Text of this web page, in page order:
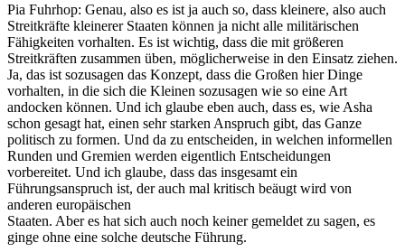
Pia Fuhrhop: Genau, also es ist ja auch so, dass kleinere, also auch
Streitkräfte kleinerer Staaten können ja nicht alle militärischen
Fähigkeiten vorhalten. Es ist wichtig, dass die mit größeren
Streitkräften zusammen üben, möglicherweise in den Einsatz ziehen.
Ja, das ist sozusagen das Konzept, dass die Großen hier Dinge
vorhalten, in die sich die Kleinen sozusagen wie so eine Art
andocken können. Und ich glaube eben auch, dass es, wie Asha
schon gesagt hat, einen sehr starken Anspruch gibt, das Ganze
politisch zu formen. Und da zu entscheiden, in welchen informellen
Runden und Gremien werden eigentlich Entscheidungen
vorbereitet. Und ich glaube, dass das insgesamt ein
Führungsanspruch ist, der auch mal kritisch beäugt wird von
anderen europäischen
Staaten. Aber es hat sich auch noch keiner gemeldet zu sagen, es
ginge ohne eine solche deutsche Führung.